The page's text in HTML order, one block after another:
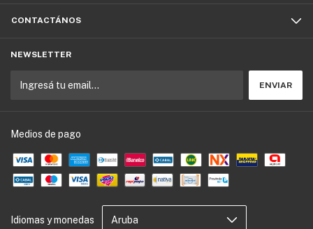
CONTACTÁNOS
NEWSLETTER
Medios de pago
Idiomas y monedas